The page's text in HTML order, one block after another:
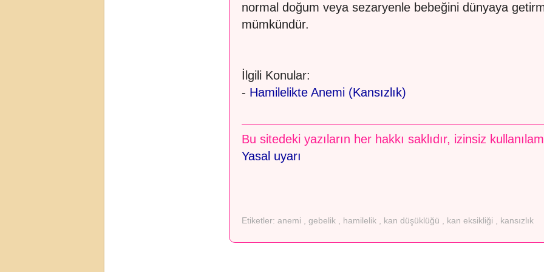
normal doğum veya sezaryenle bebeğini dünyaya
mümkündür.
İlgili Konular:
- Hamilelikte Anemi (Kansızlık)
Bu sitedeki yazıların her hakkı saklıdır, izinsiz
Yasal uyarı
Etiketler: anemi , gebelik , hamilelik , kan düşüklüğü , kan eksikliği , kansızlık